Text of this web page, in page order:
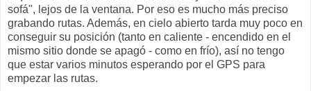
sofá", lejos de la ventana. Por eso es mucho más preciso
grabando rutas. Además, en cielo abierto tarda muy poco en
conseguir su posición (tanto en caliente - encendido en el
mismo sitio donde se apagó - como en frío), así no tengo
que estar varios minutos esperando por el GPS para
empezar las rutas.